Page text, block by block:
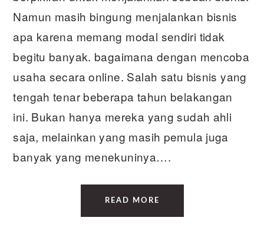
Namun masih bingung menjalankan bisnis
apa karena memang modal sendiri tidak
begitu banyak. bagaimana dengan mencoba
usaha secara online. Salah satu bisnis yang
tengah tenar beberapa tahun belakangan
ini. Bukan hanya mereka yang sudah ahli
saja, melainkan yang masih pemula juga
banyak yang menekuninya….
READ MORE